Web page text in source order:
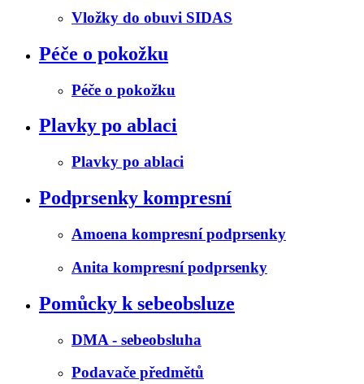
Vložky do obuvi SIDAS
Péče o pokožku
Péče o pokožku
Plavky po ablaci
Plavky po ablaci
Podprsenky kompresní
Amoena kompresní podprsenky
Anita kompresní podprsenky
Pomůcky k sebeobsluze
DMA - sebeobsluha
Podavače předmětů